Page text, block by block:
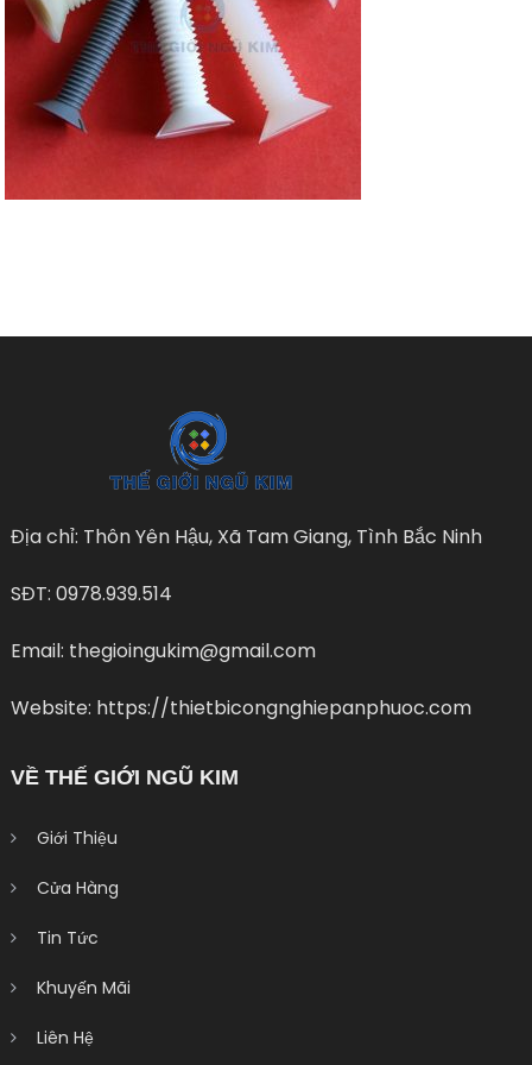
Địa chỉ: Thôn Yên Hậu, Xã Tam Giang, Tình Bắc Ninh
SĐT: 0978.939.514
Email: thegioingukim@gmail.com
Website: https://thietbicongnghiepanphuoc.com
VỀ THẾ GIỚI NGŨ KIM
Giới Thiệu
Cửa Hàng
Tin Tức
Khuyến Mãi
Liên Hệ